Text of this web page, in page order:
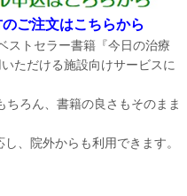
ご注文はこちらから
ストセラー書籍『今日の治療
ただける施設向けサービスに
ろん、書籍の良さもそのまま
、院外からも利用できます。